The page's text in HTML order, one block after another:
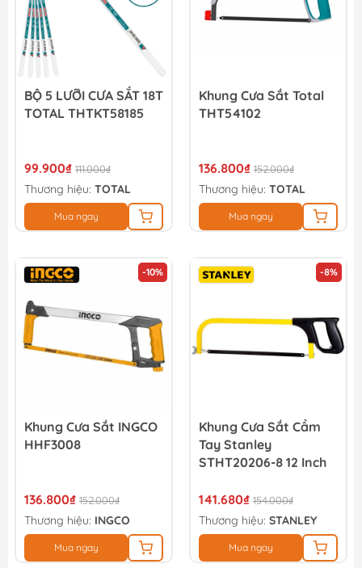
BỘ 5 LƯỠI CƯA SẮT 18T
TOTAL THTKT58185
99.900₫ 111.000₫
Thương hiệu: TOTAL
Mua ngay
Khung Cưa Sắt Total
THT54102
136.800₫ 152.000₫
Thương hiệu: TOTAL
Mua ngay
-10%
Khung Cưa Sắt INGCO
HHF3008
136.800₫ 152.000₫
Thương hiệu: INGCO
Mua ngay
-8%
Khung Cưa Sắt Cầm
Tay Stanley
STHT20206-8 12 Inch
141.680₫ 154.000₫
Thương hiệu: STANLEY
Mua ngay